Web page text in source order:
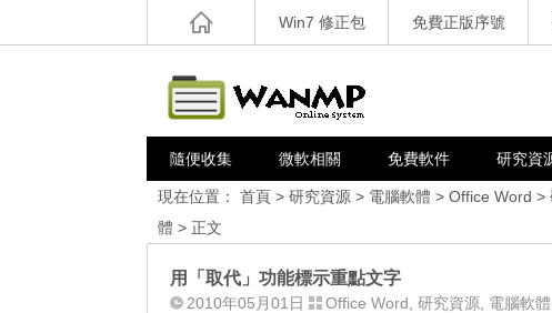
Win7 修正包 免費正版序號
隨便收集 微軟相關 免費軟件 研究資
現在位置： 首頁 > 研究資源 > 電腦軟體 > Office Word >
體 > 正文
用「取代」功能標示重點文字
2010年05月01日 Office Word 研究資源 電腦軟體